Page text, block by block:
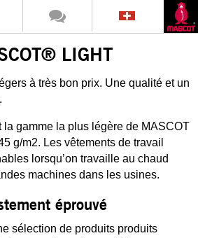
LIGHT
à très bon prix. Une qualité et un
gamme la plus légère de MASCOT
g/m2. Les vêtements de travail
lorsqu’on travaille au chaud
machines dans les usines.
éprouvé
sélection de produits produits